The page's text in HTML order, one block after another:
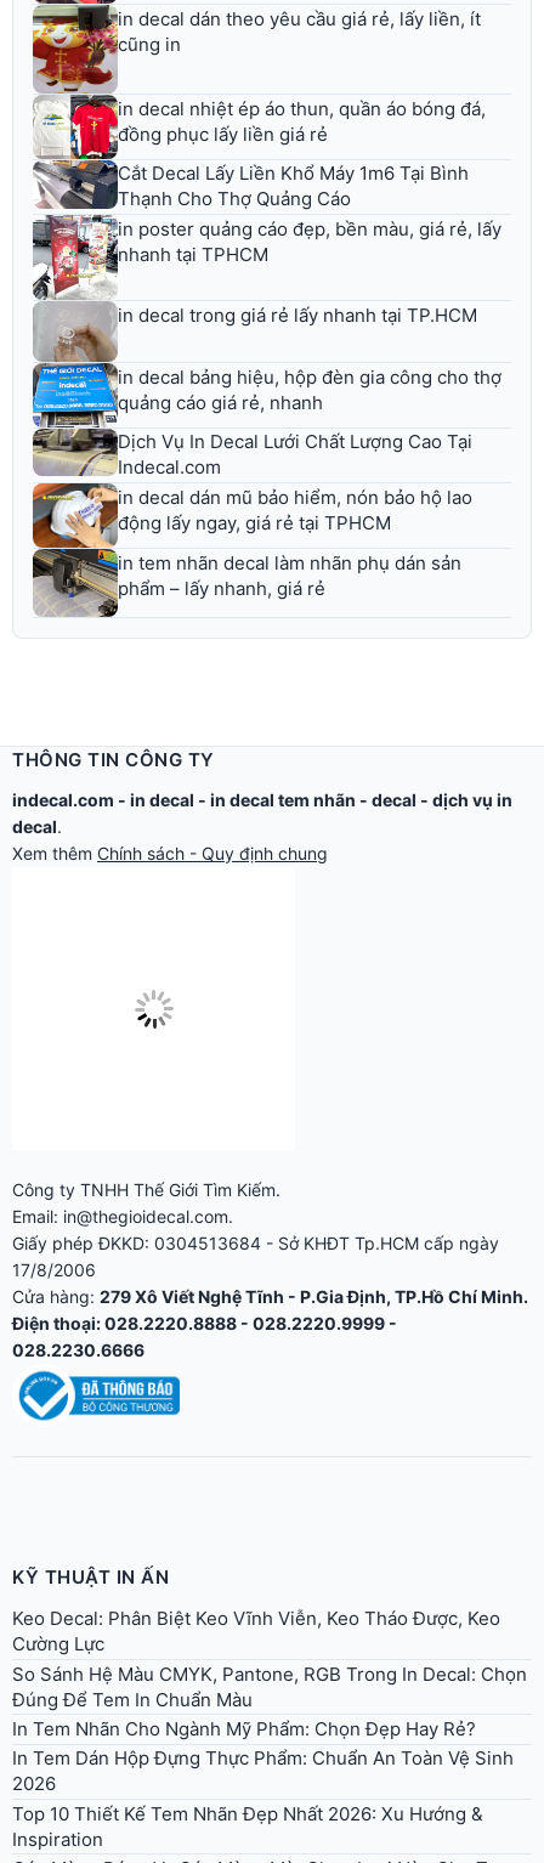
in decal dán theo yêu cầu giá rẻ, lấy liền, ít
cũng in
in decal nhiệt ép áo thun, quần áo bóng đá,
đồng phục lấy liền giá rẻ
Cắt Decal Lấy Liền Khổ Máy 1m6 Tại Bình
Thạnh Cho Thợ Quảng Cáo
in poster quảng cáo đẹp, bền màu, giá rẻ, lấy
nhanh tại TPHCM
in decal trong giá rẻ lấy nhanh tại TP.HCM
in decal bảng hiệu, hộp đèn gia công cho thợ
quảng cáo giá rẻ, nhanh
Dịch Vụ In Decal Lưới Chất Lượng Cao Tại
Indecal.com
in decal dán mũ bảo hiểm, nón bảo hộ lao
động lấy ngay, giá rẻ tại TPHCM
in tem nhãn decal làm nhãn phụ dán sản
phẩm – lấy nhanh, giá rẻ
THÔNG TIN CÔNG TY
indecal.com - in decal - in decal tem nhãn - decal - dịch vụ in
decal.
Xem thêm Chính sách - Quy định chung
Email: in@thegioidecal.com.
Giấy phép ĐKKD: 0304513684 - Sở KHĐT Tp.HCM cấp ngày
KỸ THUẬT IN ẤN
Keo Decal: Phân Biệt Keo Vĩnh Viễn, Keo Tháo Được, Keo
Cường Lực
Top 10 Thiết Kế Tem Nhãn Đẹp Nhất 2026: Xu Hướng &
Inspiration
Cán Màng Bóng Vs Cán Màng Mờ: Chọn Loại Nào Cho Tem
Decal?
Ghi Nhãn Hàng Hóa Theo Nghị Định 37/2026 (Thay NĐ
43/2017)
Hướng Dẫn Chuẩn Bị File Thiết Kế In Decal Đúng Kỹ Thuật
[Cho Designer & Doanh Nghiệp]
Tư Vấn In Decal Tem Nhãn 2026: Chọn Đúng Chất Liệu, Tiết
Kiệm 30% Chi Phí